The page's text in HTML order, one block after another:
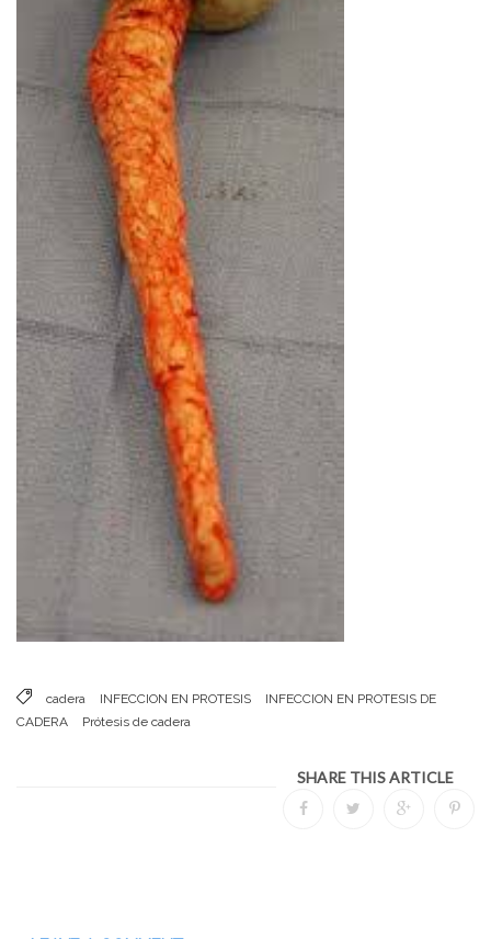
cadera INFECCION EN PROTESIS
INFECCION EN PROTESIS DE
CADERA
Prótesis de cadera
SHARE THIS ARTICLE